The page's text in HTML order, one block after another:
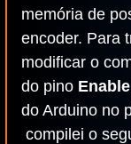
memória de
encoder. Para
modificar o
do pino Enable
do Arduino no
compilei o